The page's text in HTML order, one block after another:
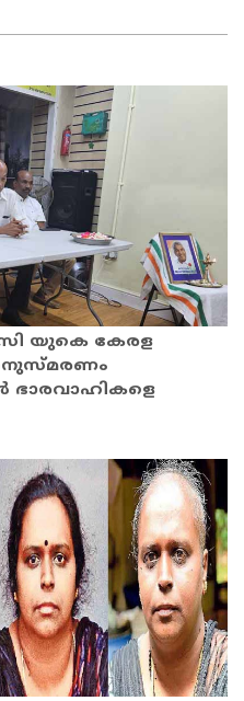
യുകെ കേരള
അനുസ്മരണം
ഭാരവാഹികളെ